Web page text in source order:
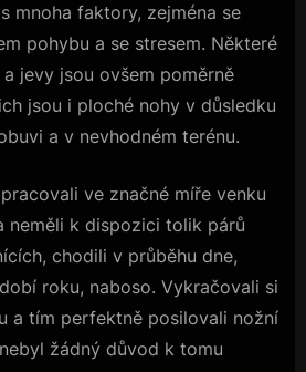
mnoha faktory, zejména se
pohybu a se stresem. Některé
jevy jsou ovšem poměrně
jsou i ploché nohy v důsledku
a v nevhodném terénu.
ve značné míře venku
neměli k dispozici tolik párů
chodili v průběhu dne,
roku, naboso. Vykračovali si
a tím perfektně posilovali nožní
žádný důvod k tomu